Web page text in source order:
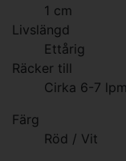
1 cm
Livslängd
Ettårig
Räcker till
Cirka 6-7 lpm
Färg
Röd / Vit